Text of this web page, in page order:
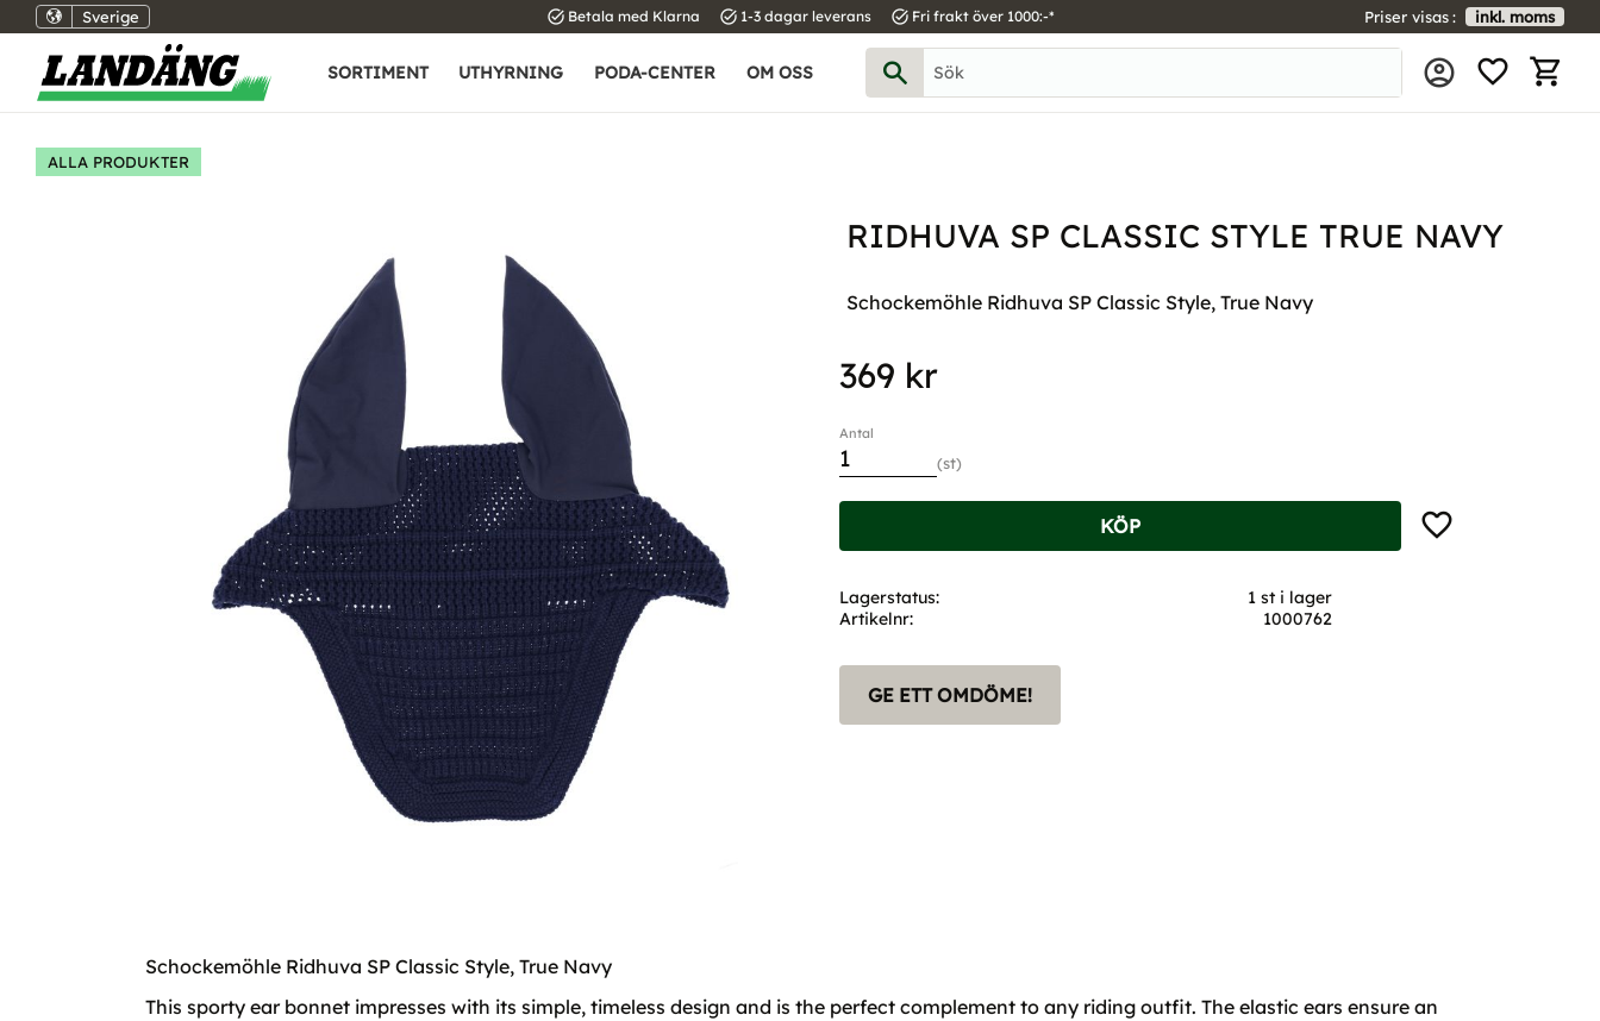
Sverige task_alt Betala med Klarna task_alt 1-3 dagar leverans task_alt Fri frakt över 1000:-* Priser visas inkl. moms
SORTIMENT UTHYRNING PODA-CENTER OM OSS
ALLA PRODUKTER
RIDHUVA SP CLASSIC STYLE TRUE NAVY
Schockemöhle Ridhuva SP Classic Style, True Navy
369 kr
Antal
st
KÖP Lägg till i favoriter
Lagerstatus
1 st i lager
Artikelnr
1000762
GE ETT OMDÖME!
Schockemöhle Ridhuva SP Classic Style, True Navy
This sporty ear bonnet impresses with its simple, timeless design and is the perfect complement to any riding outfit. The elastic ears ensure an